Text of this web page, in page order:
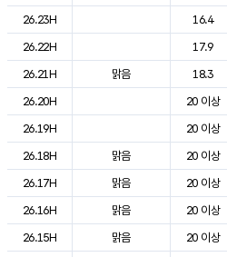
26.23H
16.4
26.22H
17.9
26.21H
맑음 18.3
26.20H
20 이상
26.19H
20 이상
26.18H
맑음 20 이상
26.17H
맑음 20 이상
26.16H
맑음 20 이상
26.15H
맑음 20 이상